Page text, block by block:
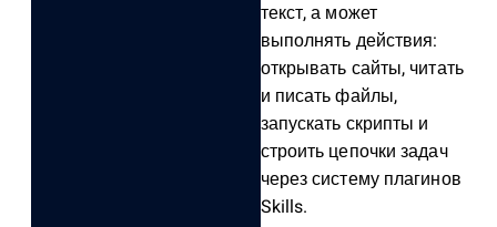
текст, а может
выполнять действия:
открывать сайты, читать
и писать файлы,
запускать скрипты и
строить цепочки задач
через систему плагинов
Skills.